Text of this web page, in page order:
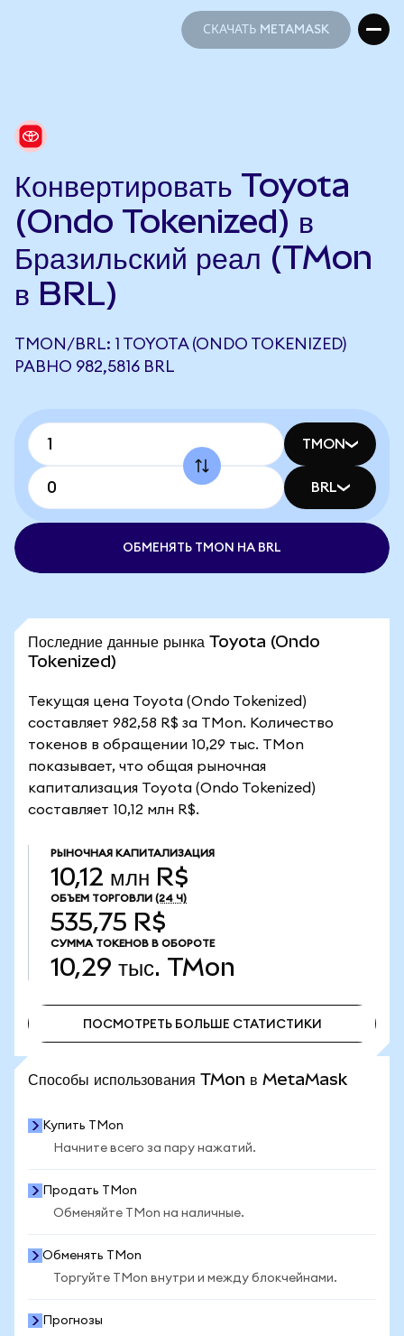
СКАЧАТЬ METAMASK
Конвертировать Toyota
(Ondo Tokenized) в
Бразильский реал (TMon
в BRL)
TMON/BRL: 1 TOYOTA (ONDO TOKENIZED)
РАВНО 982,5816 BRL
TMON
BRL
ОБМЕНЯТЬ TMON НА BRL
Последние данные рынка Toyota (Ondo
Tokenized)
Текущая цена Toyota (Ondo Tokenized)
составляет 982,58 R$ за TMon. Количество
токенов в обращении 10,29 тыс. TMon
показывает, что общая рыночная
капитализация Toyota (Ondo Tokenized)
составляет 10,12 млн R$.
РЫНОЧНАЯ КАПИТАЛИЗАЦИЯ
10,12 млн R$
ОБЪЕМ ТОРГОВЛИ (24 Ч)
535,75 R$
СУММА ТОКЕНОВ В ОБОРОТЕ
10,29 тыс. TMon
ПОСМОТРЕТЬ БОЛЬШЕ СТАТИСТИКИ
Способы использования TMon в MetaMask
Купить TMon
Начните всего за пару нажатий.
Продать TMon
Обменяйте TMon на наличные.
Обменять TMon
Торгуйте TMon внутри и между блокчейнами.
Прогнозы